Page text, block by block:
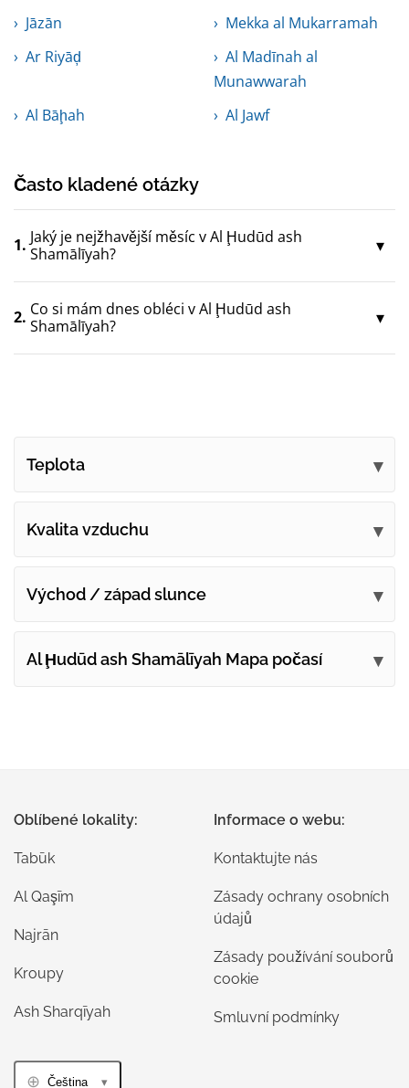
Jāzān
Mekka al Mukarramah
Ar Riyāḑ
Al Madīnah al
Munawwarah
Al Bāḩah
Al Jawf
Často kladené otázky
1. Jaký je nejžhavější měsíc v Al Ḩudūd ash
Shamālīyah?
2. Co si mám dnes obléci v Al Ḩudūd ash
Shamālīyah?
Teplota
Kvalita vzduchu
Východ / západ slunce
Al Ḩudūd ash Shamālīyah Mapa počasí
Oblíbené lokality:
Tabūk
Al Qaşīm
Najrān
Kroupy
Ash Sharqīyah
Informace o webu:
Kontaktujte nás
Zásady ochrany osobních
údajů
Zásady používání souborů
cookie
Smluvní podmínky
Čeština